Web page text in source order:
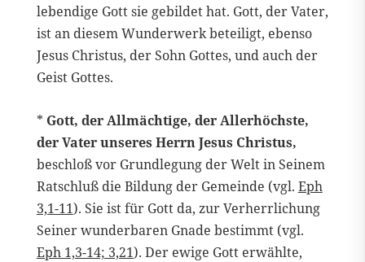
lebendige Gott sie gebildet hat. Gott, der Vater,
ist an diesem Wunderwerk beteiligt, ebenso
Jesus Christus, der Sohn Gottes, und auch der
Geist Gottes.
* Gott, der Allmächtige, der Allerhöchste,
der Vater unseres Herrn Jesus Christus,
beschloß vor Grundlegung der Welt in Seinem
Ratschluß die Bildung der Gemeinde (vgl. Eph
3,1-11). Sie ist für Gott da, zur Verherrlichung
Seiner wunderbaren Gnade bestimmt (vgl.
Eph 1,3-14; 3,21). Der ewige Gott erwählte,